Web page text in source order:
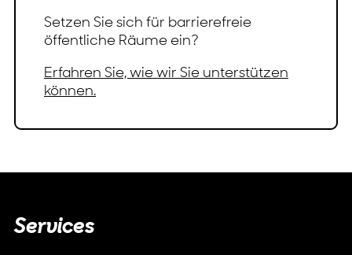
Setzen Sie sich für barrierefreie
öffentliche Räume ein?
Erfahren Sie, wie wir Sie unterstützen
können.
Services